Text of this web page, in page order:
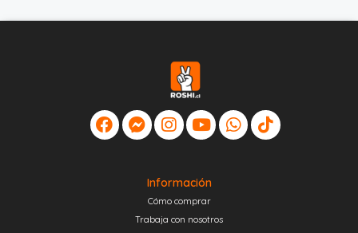
Información
Cómo comprar
Trabaja con nosotros